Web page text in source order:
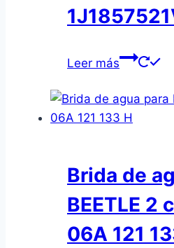
Leer más
Brida de
BEETLE 2
06A 121